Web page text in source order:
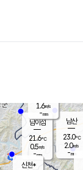
남이섬
21.6℃
0.5m/s
-mm
남산
23.0℃
2.0m/s
-mm
1.6m/s
-mm
신천*